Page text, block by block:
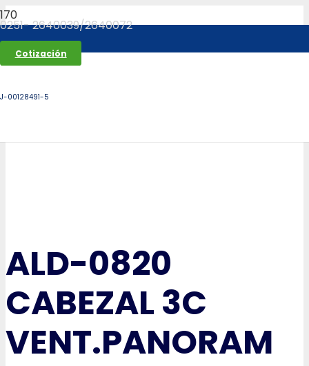
0251- 2640039/2640072
Cotización
J-00128491-5
ALD-0820
CABEZAL 3C
VENT.PANORAM